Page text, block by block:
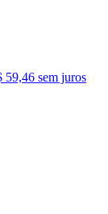
59,46 sem juros